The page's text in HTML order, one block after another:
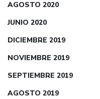
AGOSTO 2020
JUNIO 2020
DICIEMBRE 2019
NOVIEMBRE 2019
SEPTIEMBRE 2019
AGOSTO 2019